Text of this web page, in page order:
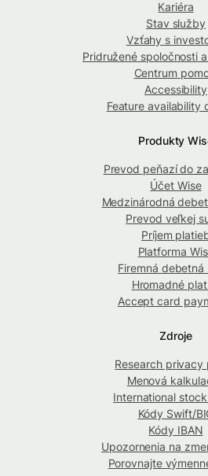
Kariéra
Stav služby
Vzťahy s
Pridružené spoločnosti
Centrum
Accessibility
Feature availability
Produkty
Prevod peňazí do
Účet Wise
Medzinárodná
Prevod veľkej
Príjem
Platforma
Firemná debetná
Hromadné
Accept card
Zdroje
Research privacy
Menová
International
Kódy Swift/
Kódy IBAN
Upozornenia na
Porovnajte